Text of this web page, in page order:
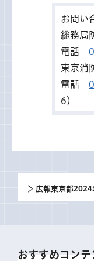
お問い
総務局
電話
東京消
電話
6）
広報東京都2024
おすすめコンテ